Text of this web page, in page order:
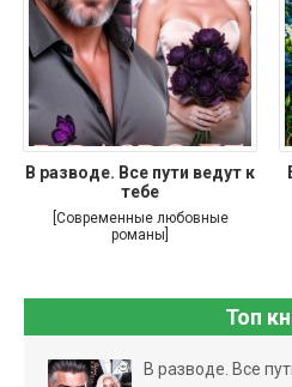
В разводе. Все пути ведут к
тебе
[Современные любовные
романы]
Топ
В разводе. Все